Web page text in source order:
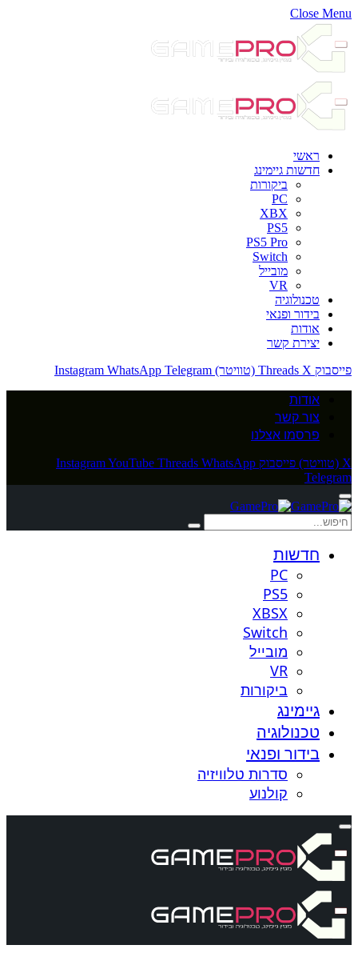
Close Menu
ראשי
חדשות גיימינג
ביקורות
PC
XBX
PS5
PS5 Pro
Switch
מובייל
VR
טכנולוגיה
בידור ופנאי
אודות
יצירת קשר
פייסבוק
Threads X (טוויטר) Instagram WhatsApp Telegram
אודות
צור קשר
פרסמו אצלנו
X (טוויטר) פייסבוק InstagramYouTube Threads WhatsApp
Telegram
חדשות
PC
PS5
XBSX
Switch
מובייל
VR
ביקורות
גיימינג
טכנולוגיה
בידור ופנאי
סדרות טלוויזיה
קולנוע